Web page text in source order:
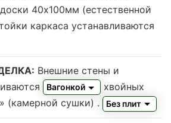
40х100мм (естественной
каркаса устанавливаются
Внешние стены и
Вагонкой
хвойных
(камерной сушки) . Без плит